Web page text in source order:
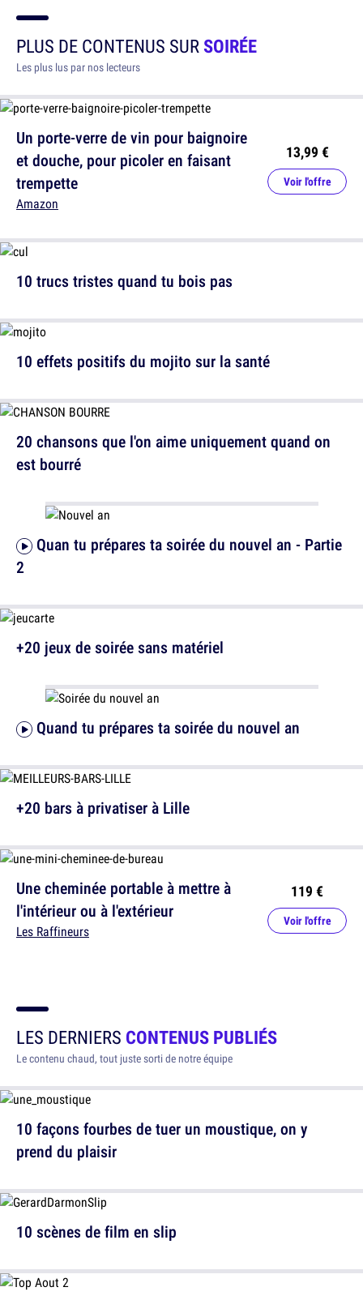
PLUS DE CONTENUS SURSOIRÉE
Les plus lus par nos lecteurs
Un porte-verre de vin pour baignoire
et douche, pour picoler en faisant
trempette
Amazon
13,99 €
Voir l'offre
10 effets positifs du mojito sur la santé
2
+20 bars à privatiser à Lille
10 trucs tristes quand tu bois pas
20 chansons que l'on aime uniquement quand on
est bourré
+20 jeux de soirée sans matériel
Quand tu prépares ta soirée du nouvel an
Une cheminée portable à mettre à
l'intérieur ou à l'extérieur
Les Raffineurs
119 €
Voir l'offre
LES DERNIERS CONTENUS PUBLIÉS
Le contenu chaud, tout juste sorti de notre équipe
10 façons fourbes de tuer un moustique, on y
prend du plaisir
10 scènes de film en slip